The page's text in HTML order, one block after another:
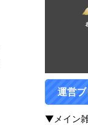
運営
▼メイン